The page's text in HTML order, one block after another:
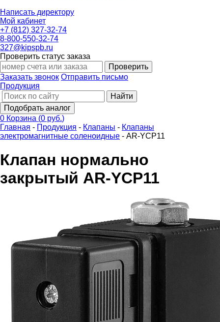
Написать директору
Мой кабинет
+7 (812) 327-32-74
8-800-550-32-74
327@kipspb.ru
Проверить статус заказа
Проверить
Заказать звонок Отправить письмо
Продукция
Найти
Подобрать аналог
0 Корзина (0 руб.)
Главная - Продукция - Клапаны - Клапаны
электромагнитные соленоидные - AR-YCP11
Клапан нормально
закрытый AR-YCP11